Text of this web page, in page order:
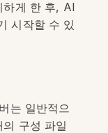
하게 한 후, AI
시작할 수 있
는 일반적으
구성 파일